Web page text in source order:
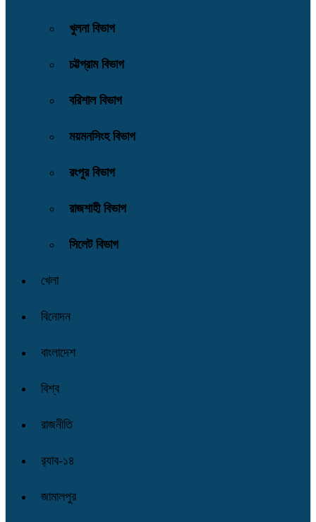
খুলনা বিভাগ
চট্টগ্রাম বিভাগ
বরিশাল বিভাগ
ময়মনসিংহ বিভাগ
রংপুর বিভাগ
রাজশাহী বিভাগ
সিলেট বিভাগ
খেলা
বিনোদন
বাংলাদেশ
বিশ্ব
রাজনীতি
র‌্যাব-১৪
জামালপুর